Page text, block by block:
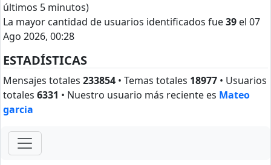
últimos 5 minutos)
La mayor cantidad de usuarios identificados fue39 el 07
Ago 2026, 00:28
ESTADÍSTICAS
Mensajes totales 233854 • Temas totales 18977 • Usuarios
totales 6331 • Nuestro usuario más reciente es Mateo
garcia